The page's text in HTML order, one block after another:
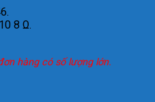
8 Ω.
hàng có số lượng lớn.